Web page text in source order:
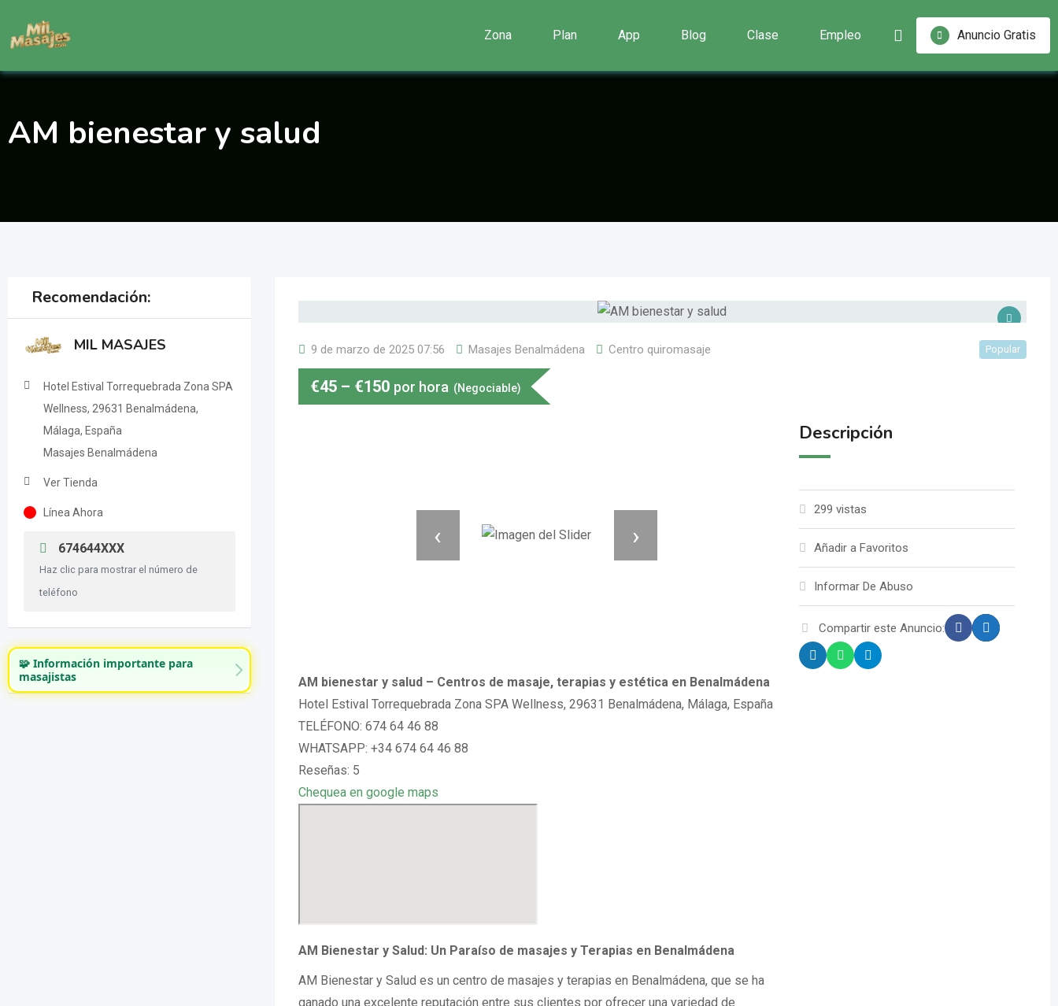
contenido
Anuncio Gratis
Zona Plan App Blog Clase Empleo
AM bienestar y salud
Recomendación:
MIL MASAJES
Hotel Estival Torrequebrada Zona SPA
Wellness, 29631 Benalmádena,
Málaga, España
Masajes Benalmádena
Ver Tienda
Línea Ahora
674644XXX
Haz clic para mostrar el número de
teléfono
🧩 Información importante para
masajistas
9 de marzo de 2025 07:56 Masajes Benalmádena Centro quiromasaje Popular
€45 – €150 por hora (Negociable)
‹ ›
AM bienestar y salud – Centros de masaje, terapias y estética en Benalmádena
Hotel Estival Torrequebrada Zona SPA Wellness, 29631 Benalmádena, Málaga, España
TELÉFONO: 674 64 46 88
WHATSAPP: +34 674 64 46 88
Reseñas: 5
Chequea en google maps
AM Bienestar y Salud: Un Paraíso de masajes y Terapias en Benalmádena
AM Bienestar y Salud es un centro de masajes y terapias en Benalmádena, que se ha
ganado una excelente reputación entre sus clientes por ofrecer una variedad de
Descripción
299 vistas
Añadir a Favoritos
Informar De Abuso
Compartir este Anuncio: